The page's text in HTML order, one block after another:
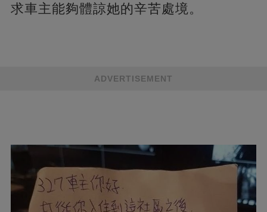
求車主能夠體諒她的辛苦處境。
ADVERTISEMENT